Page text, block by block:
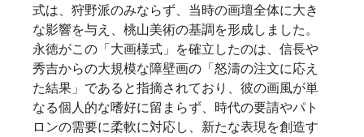
式は、狩野派のみならず、当時の画壇全体に大き
な影響を与え、桃山美術の基調を形成しました。
永徳がこの「大画様式」を確立したのは、信長や
秀吉からの大規模な障壁画の「怒濤の注文に応え
た結果」であると指摘されており、彼の画風が単
なる個人的な嗜好に留まらず、時代の要請やパト
ロンの需要に柔軟に対応し、新たな表現を創造す